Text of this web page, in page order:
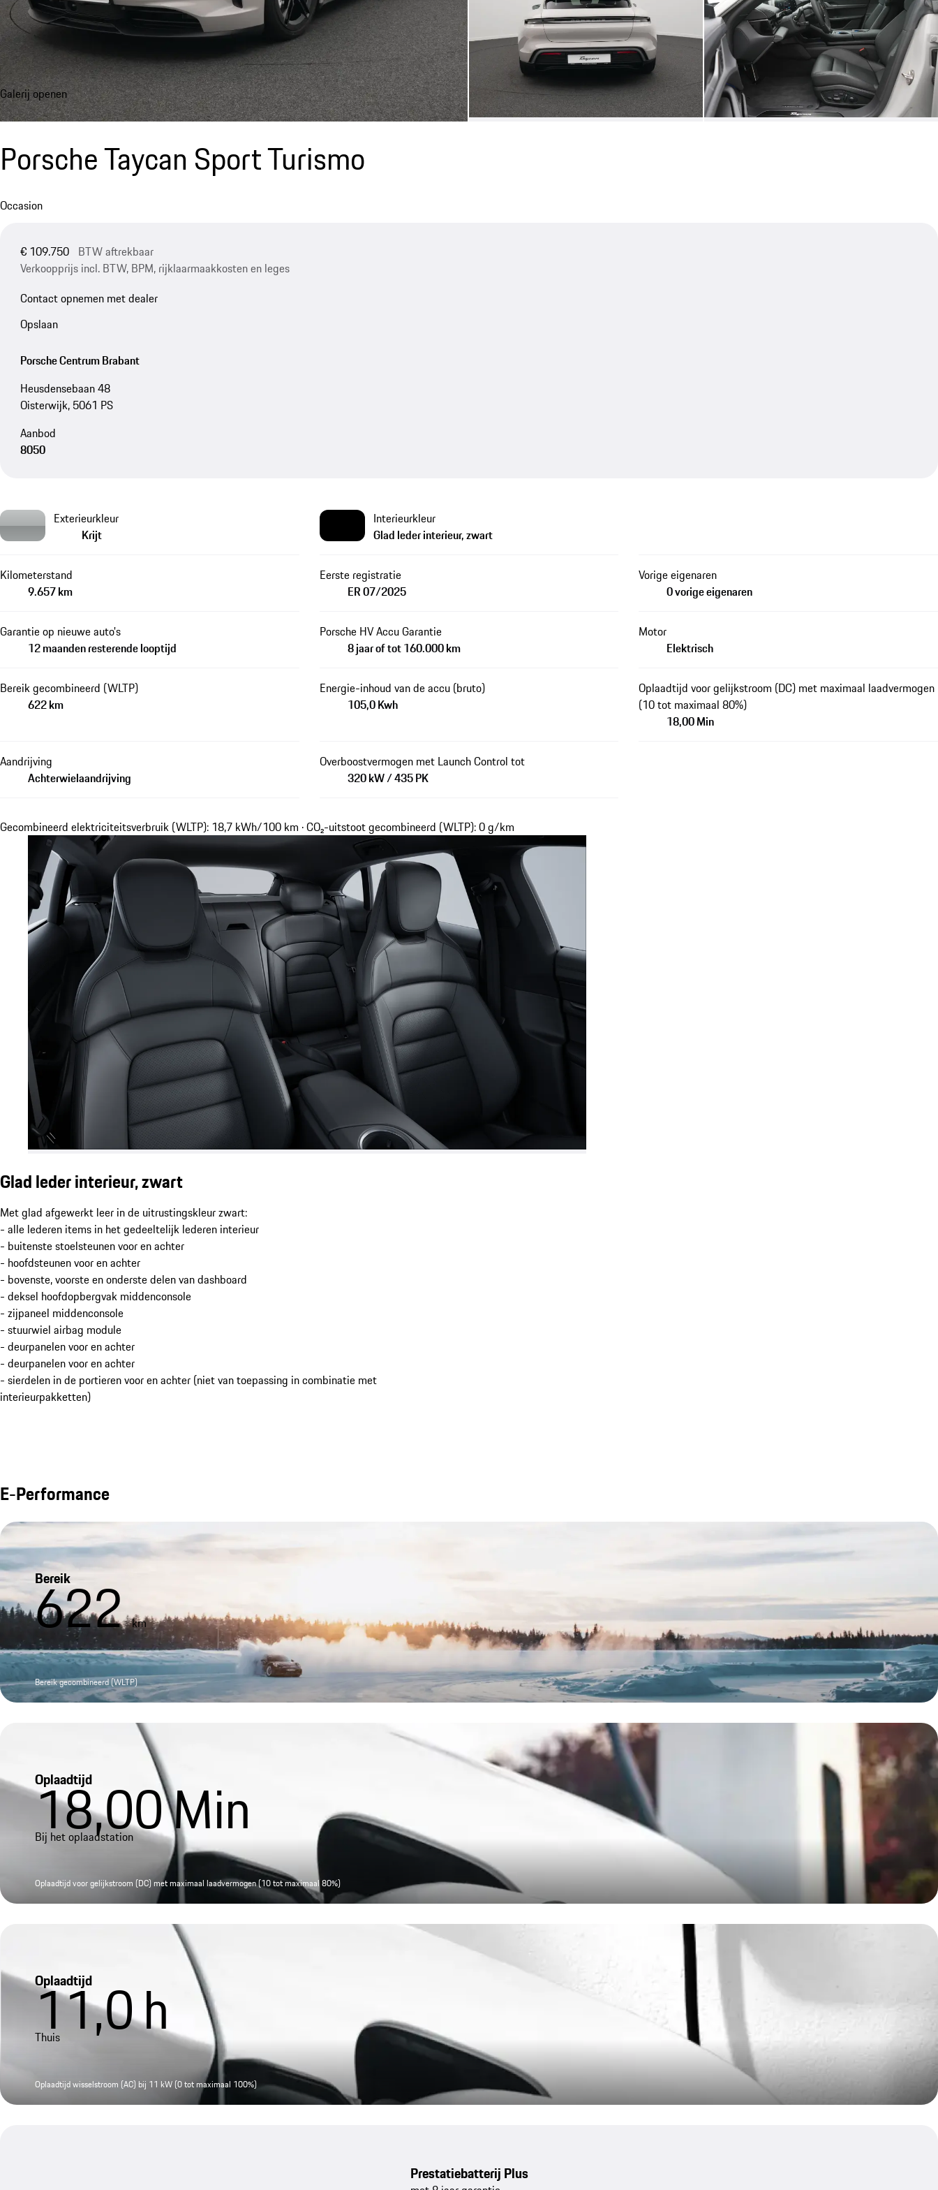
Galerij openen
Porsche Taycan Sport Turismo
Occasion
€ 109.750 BTW aftrekbaar
Verkoopprijs incl. BTW, BPM, rijklaarmaakkosten en leges
Contact opnemen met dealer
Opslaan
Porsche Centrum Brabant
Heusdensebaan 48
Oisterwijk, 5061 PS
Aanbod
8050
Exterieurkleur
Krijt
Interieurkleur
Glad leder interieur, zwart
Kilometerstand
9.657 km
Eerste registratie
ER 07/2025
Vorige eigenaren
0 vorige eigenaren
Garantie op nieuwe auto's
12 maanden resterende looptijd
Porsche HV Accu Garantie
8 jaar of tot 160.000 km
Motor
Elektrisch
Bereik gecombineerd (WLTP)
622 km
Energie-inhoud van de accu (bruto)
105,0 Kwh
Oplaadtijd voor gelijkstroom (DC) met maximaal laadvermogen
(10 tot maximaal 80%)
18,00 Min
Aandrijving
Achterwielaandrijving
Overboostvermogen met Launch Control tot
320 kW / 435 PK
Gecombineerd elektriciteitsverbruik (WLTP): 18,7 kWh/100 km · CO₂-uitstoot gecombineerd (WLTP): 0 g/km
Glad leder interieur, zwart
Met glad afgewerkt leer in de uitrustingskleur zwart:
- alle lederen items in het gedeeltelijk lederen interieur
- buitenste stoelsteunen voor en achter
- hoofdsteunen voor en achter
- bovenste, voorste en onderste delen van dashboard
- deksel hoofdopbergvak middenconsole
- zijpaneel middenconsole
- stuurwiel airbag module
- deurpanelen voor en achter
- deurpanelen voor en achter
- sierdelen in de portieren voor en achter (niet van toepassing in combinatie met
interieurpakketten)
E-Performance
Bereik
622 km
Bereik gecombineerd (WLTP)
Oplaadtijd
18,00Min
Bij het oplaadstation
Oplaadtijd voor gelijkstroom (DC) met maximaal laadvermogen (10 tot maximaal 80%)
Oplaadtijd
11,0h
Thuis
Oplaadtijd wisselstroom (AC) bij 11 kW (0 tot maximaal 100%)
Prestatiebatterij Plus